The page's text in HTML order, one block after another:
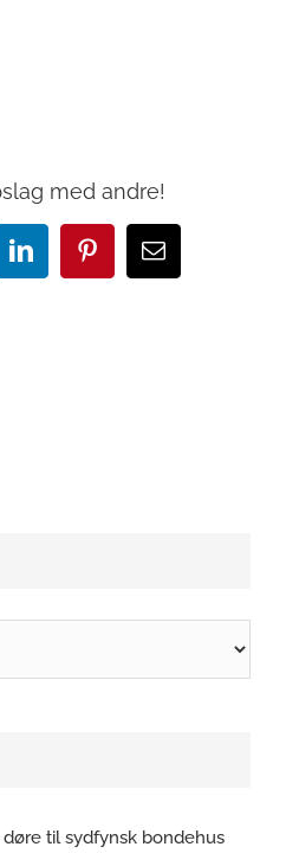
med andre!
LinkedInPinterest
E-
mail
til sydfynsk bondehus